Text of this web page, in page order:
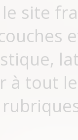
site
à tout